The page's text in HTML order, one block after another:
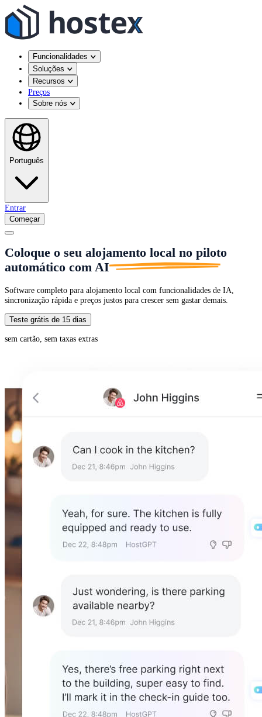
Funcionalidades
Soluções
Recursos
Preços
Sobre nós
Português
Entrar
Começar
Coloque o seu alojamento local no piloto
automático com AI
Software completo para alojamento local com funcionalidades de IA,
sincronização rápida e preços justos para crescer sem gastar demais.
Teste grátis de 15 dias
sem cartão, sem taxas extras